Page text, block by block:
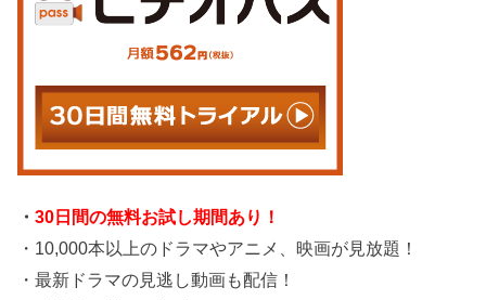
・30日間の無料お試し期間あり！
・10,000本以上のドラマやアニメ、映画が見放題！
・最新ドラマの見逃し動画も配信！